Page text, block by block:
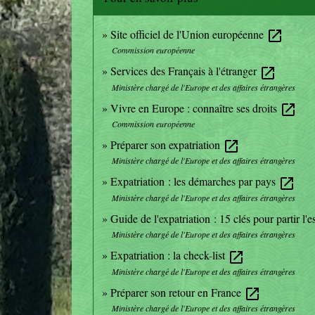
Site officiel de l'Union européenne open_in_new
Commission européenne
Services des Français à l'étranger open_in_new
Ministère chargé de l'Europe et des affaires étrangères
Vivre en Europe : connaître ses droits open_in_new
Commission européenne
Préparer son expatriation open_in_new
Ministère chargé de l'Europe et des affaires étrangères
Expatriation : les démarches par pays open_in_new
Ministère chargé de l'Europe et des affaires étrangères
Guide de l'expatriation : 15 clés pour partir
Ministère chargé de l'Europe et des affaires étrangères
Expatriation : la check-list open_in_new
Ministère chargé de l'Europe et des affaires étrangères
Préparer son retour en France open_in_new
Ministère chargé de l'Europe et des affaires étrangères